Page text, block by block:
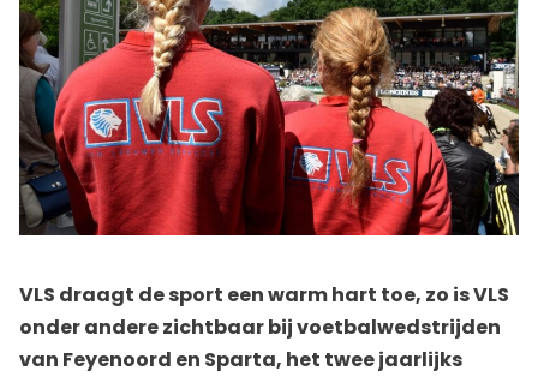
VLS draagt de sport een warm hart toe, zo is VLS
onder andere zichtbaar bij voetbalwedstrijden
van Feyenoord en Sparta, het twee jaarlijks